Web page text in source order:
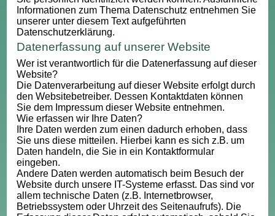
Informationen zum Thema Datenschutz entnehmen Sie
unserer unter diesem Text aufgeführten
Datenschutzerklärung.
Datenerfassung auf unserer Website
Wer ist verantwortlich für die Datenerfassung auf dieser
Website?
Die Datenverarbeitung auf dieser Website erfolgt durch
den Websitebetreiber. Dessen Kontaktdaten können
Sie dem Impressum dieser Website entnehmen.
Wie erfassen wir Ihre Daten?
Ihre Daten werden zum einen dadurch erhoben, dass
Sie uns diese mitteilen. Hierbei kann es sich z.B. um
Daten handeln, die Sie in ein Kontaktformular
eingeben.
Andere Daten werden automatisch beim Besuch der
Website durch unsere IT-Systeme erfasst. Das sind vor
allem technische Daten (z.B. Internetbrowser,
Betriebssystem oder Uhrzeit des Seitenaufrufs). Die